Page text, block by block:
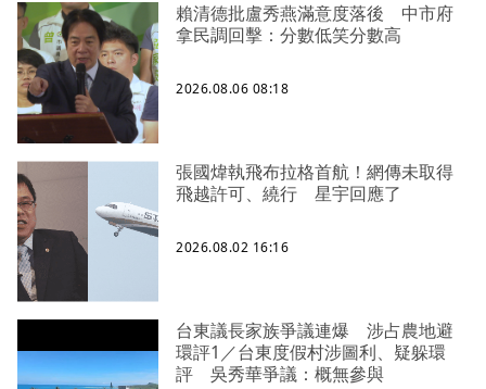
賴清德批盧秀燕滿意度落後 中市府
拿民調回擊：分數低笑分數高
2026.08.06 08:18
張國煒執飛布拉格首航！網傳未取得
飛越許可、繞行 星宇回應了
2026.08.02 16:16
台東議長家族爭議連爆 涉占農地避
環評1／台東度假村涉圖利、疑躲環
評 吳秀華爭議：概無參與